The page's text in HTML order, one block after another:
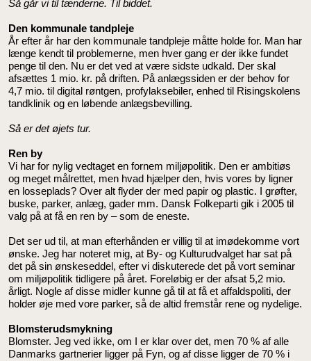
Så går vi til tænderne. Til biddet.
Den kommunale tandpleje
År efter år har den kommunale tandpleje måtte holde for. Man har
længe kendt til problemerne, men hver gang er der ikke fundet
penge til den. Nu er det ved at være sidste udkald. Der skal
afsættes 1 mio. kr. på driften. På anlægssiden er der behov for
4,7 mio. til digital røntgen, profylaksebiler, enhed til Risingskolens
tandklinik og en løbende anlægsbevilling.
Så er det øjets tur.
Ren by
Vi har for nylig vedtaget en fornem miljøpolitik. Den er ambitiøs
og meget målrettet, men hvad hjælper den, hvis vores by ligner
en losseplads? Over alt flyder der med papir og plastic. I grøfter,
buske, parker, anlæg, gader mm. Dansk Folkeparti gik i 2005 til
valg på at få en ren by – som de eneste.
Det ser ud til, at man efterhånden er villig til at imødekomme vort
ønske. Jeg har noteret mig, at By- og Kulturudvalget har sat på
det på sin ønskeseddel, efter vi diskuterede det på vort seminar
om miljøpolitik tidligere på året. Foreløbig er der afsat 5,2 mio.
årligt. Nogle af disse midler kunne gå til at få et affaldspoliti, der
holder øje med vore parker, så de altid fremstår rene og nydelige.
Blomsterudsmykning
Blomster. Jeg ved ikke, om I er klar over det, men 70 % af alle
Danmarks gartnerier ligger på Fyn, og af disse ligger de 70 % i